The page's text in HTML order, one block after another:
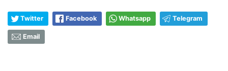
Twitter Facebook Whatsapp Telegram
Email